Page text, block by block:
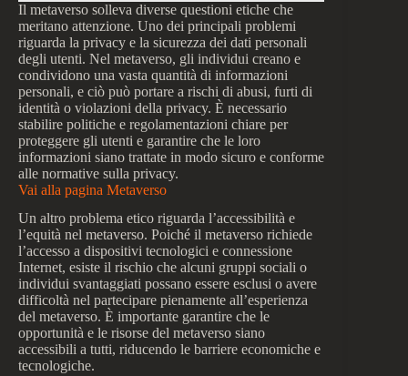
Il metaverso solleva diverse questioni etiche che
meritano attenzione. Uno dei principali problemi
riguarda la privacy e la sicurezza dei dati personali
degli utenti. Nel metaverso, gli individui creano e
condividono una vasta quantità di informazioni
personali, e ciò può portare a rischi di abusi, furti di
identità o violazioni della privacy. È necessario
stabilire politiche e regolamentazioni chiare per
proteggere gli utenti e garantire che le loro
informazioni siano trattate in modo sicuro e conforme
alle normative sulla privacy.
Vai alla pagina Metaverso
Un altro problema etico riguarda l’accessibilità e
l’equità nel metaverso. Poiché il metaverso richiede
l’accesso a dispositivi tecnologici e connessione
Internet, esiste il rischio che alcuni gruppi sociali o
individui svantaggiati possano essere esclusi o avere
difficoltà nel partecipare pienamente all’esperienza
del metaverso. È importante garantire che le
opportunità e le risorse del metaverso siano
accessibili a tutti, riducendo le barriere economiche e
tecnologiche.